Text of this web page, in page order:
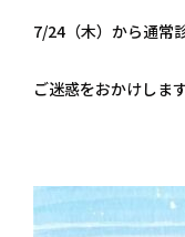
7/24（木）から通常
ご迷惑をおかけしま